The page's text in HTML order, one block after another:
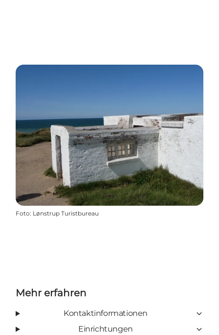
Foto: Lønstrup Turistbureau
Mehr erfahren
Kontaktinformationen
Einrichtungen